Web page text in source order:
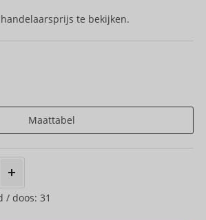
te bekijken.
Maattabel
/ doos: 31